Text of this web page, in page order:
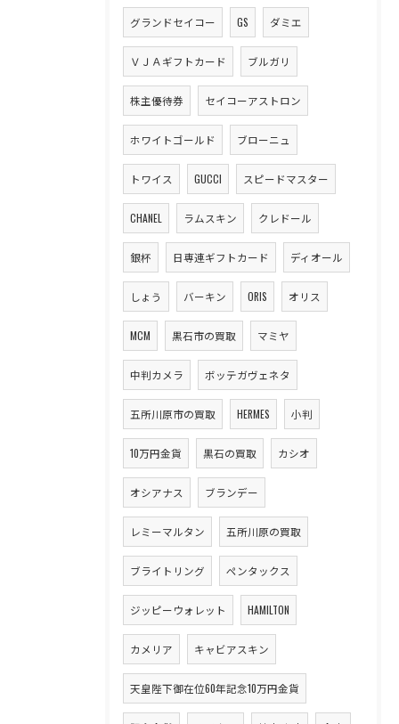
グランドセイコー GS ダミエ
ＶＪＡギフトカード ブルガリ
株主優待券 セイコーアストロン
ホワイトゴールド ブローニュ
トワイス GUCCI スピードマスター
CHANEL ラムスキン クレドール
銀杯 日専連ギフトカード ディオール
しょう バーキン ORIS オリス
MCM 黒石市の買取 マミヤ
中判カメラ ボッテガヴェネタ
五所川原市の買取 HERMES 小判
10万円金貨 黒石の買取 カシオ
オシアナス ブランデー
レミーマルタン 五所川原の買取
ブライトリング ペンタックス
ジッピーウォレット HAMILTON
カメリア キャビアスキン
天皇陛下御在位60年記念10万円金貨